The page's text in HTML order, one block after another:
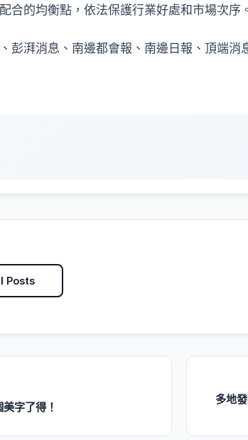
合的均衡點，依法保護行業好處和市場次序。
彭湃消息、南邊都會報、南邊日報、頂端消
Posts
字了得！
多地